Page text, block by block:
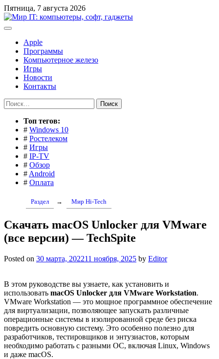
Перейти
к
содержимому
Пятница, 7 августа 2026
Apple
Программы
Компьютерное железо
Игры
Новости
Контакты
Найти:
Toп тегов:
# Windows 10
# Ростелеком
# Игры
# IP-TV
# Обзор
# Android
# Оплата
Раздел → Мир Hi-Tech
Скачать macOS Unlocker для VMware
(все версии) — TechSpite
Posted on 30 марта, 202211 ноября, 2025 by Editor
В этом руководстве вы узнаете, как установить и
использовать macOS Unlocker для VMware Workstation.
VMware Workstation — это мощное программное обеспечение
для виртуализации, позволяющее запускать различные
операционные системы в изолированной среде без риска
повредить основную систему. Это особенно полезно для
разработчиков, тестировщиков и энтузиастов, которым
необходимо работать с разными ОС, включая Linux, Windows
и даже macOS.